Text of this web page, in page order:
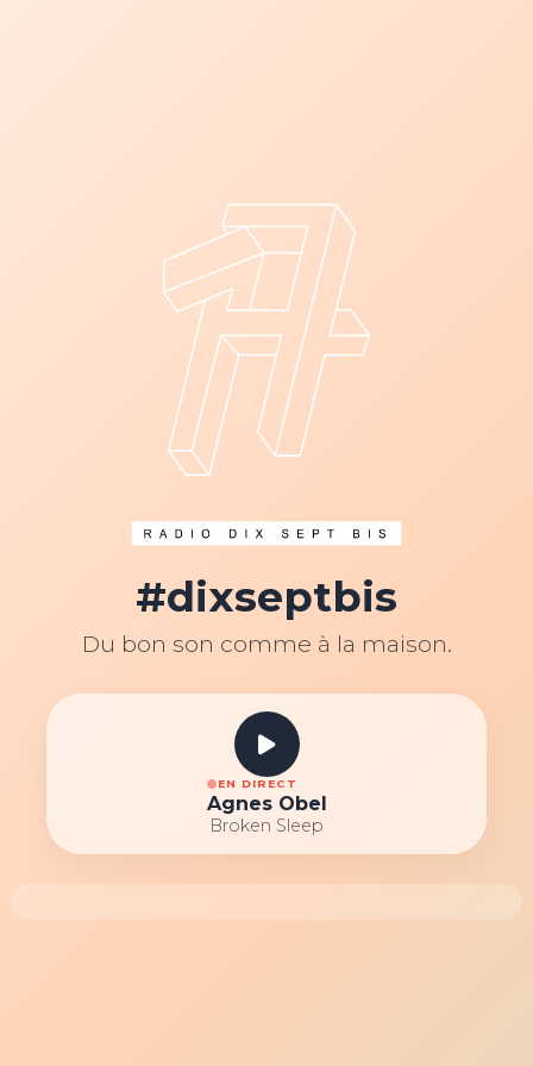
#dixseptbis
Du bon son comme à la maison.
EN DIRECT
Agnes Obel
Broken Sleep